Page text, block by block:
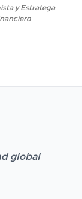
y Estratega
global